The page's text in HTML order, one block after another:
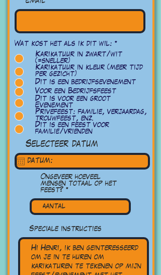
Email
Wat kost het als ik dit wil: *O
b
l
i
g
t
s
k
Karikatuur in zwart/wit
(=sneller)
Karikatuur in kleur (meer tijd
per gezicht)
Dit is een bedrijfsevenement
Voor een Bedrijfsfeest
Dit is voor een groot
Evenement
Privefeest: familie, verjaardag,
trouwfeest, enz.
Dit is een feest voor
familie/vrienden
Selecteer datum
Ongeveer hoeveel
mensen totaal op het
feest?
Speciale instructies